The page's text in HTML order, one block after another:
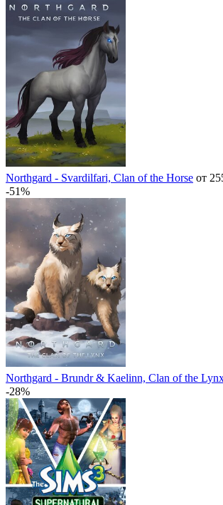
Northgard - Svardilfari, Clan of the Horse от
-51%
Northgard - Brundr & Kaelinn, Clan of the
-28%